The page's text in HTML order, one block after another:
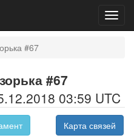
#67
#67
03:59 UTC
Карта связей